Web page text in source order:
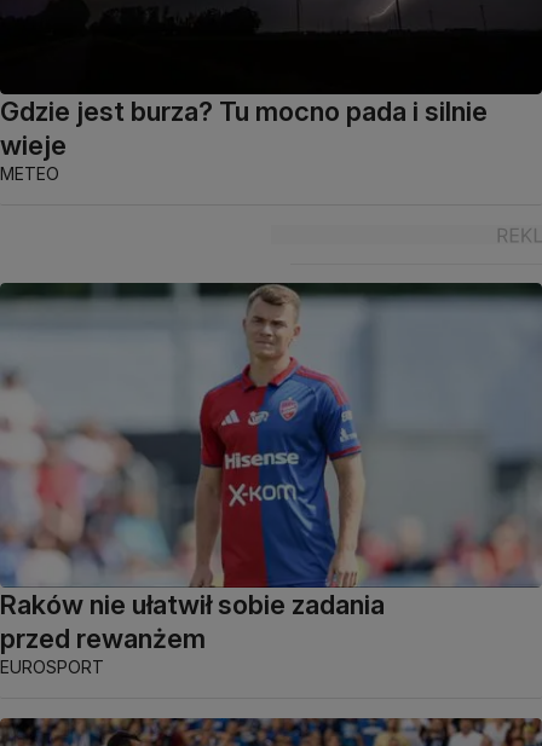
Gdzie jest burza? Tu mocno pada i silnie
wieje
METEO
Raków nie ułatwił sobie zadania
przed rewanżem
EUROSPORT